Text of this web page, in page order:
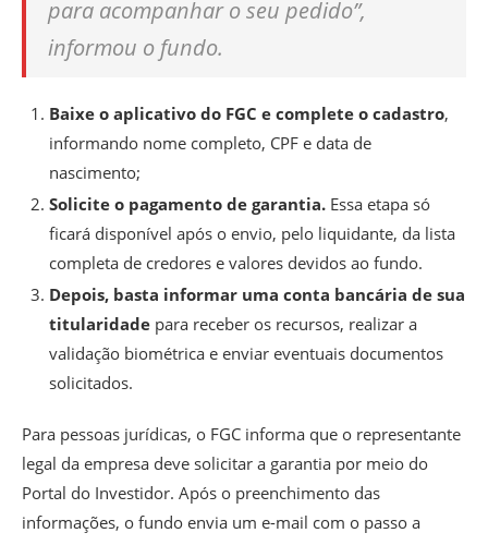
para acompanhar o seu pedido”,
informou o fundo.
Baixe o aplicativo do FGC e complete o cadastro,
informando nome completo, CPF e data de
nascimento;
Solicite o pagamento de garantia. Essa etapa só
ficará disponível após o envio, pelo liquidante, da lista
completa de credores e valores devidos ao fundo.
Depois, basta informar uma conta bancária de sua
titularidade para receber os recursos, realizar a
validação biométrica e enviar eventuais documentos
solicitados.
Para pessoas jurídicas, o FGC informa que o representante
legal da empresa deve solicitar a garantia por meio do
Portal do Investidor. Após o preenchimento das
informações, o fundo envia um e-mail com o passo a